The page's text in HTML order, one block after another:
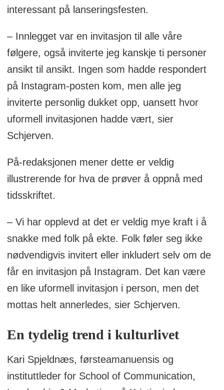
interessant på lanseringsfesten.
– Innlegget var en invitasjon til alle våre
følgere, også inviterte jeg kanskje ti personer
ansikt til ansikt. Ingen som hadde respondert
på Instagram-posten kom, men alle jeg
inviterte personlig dukket opp, uansett hvor
uformell invitasjonen hadde vært, sier
Schjerven.
På-redaksjonen mener dette er veldig
illustrerende for hva de prøver å oppnå med
tidsskriftet.
– Vi har opplevd at det er veldig mye kraft i å
snakke med folk på ekte. Folk føler seg ikke
nødvendigvis invitert eller inkludert selv om de
får en invitasjon på Instagram. Det kan være
en like uformell invitasjon i person, men det
mottas helt annerledes, sier Schjerven.
En tydelig trend i kulturlivet
Kari Spjeldnæs, førsteamanuensis og
instituttleder for School of Communication,